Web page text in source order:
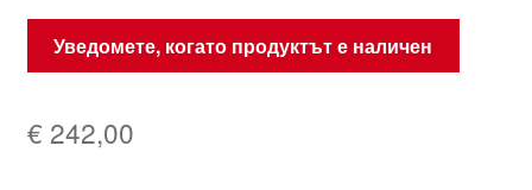
Уведомете, когато продуктът е наличен
€ 242,00